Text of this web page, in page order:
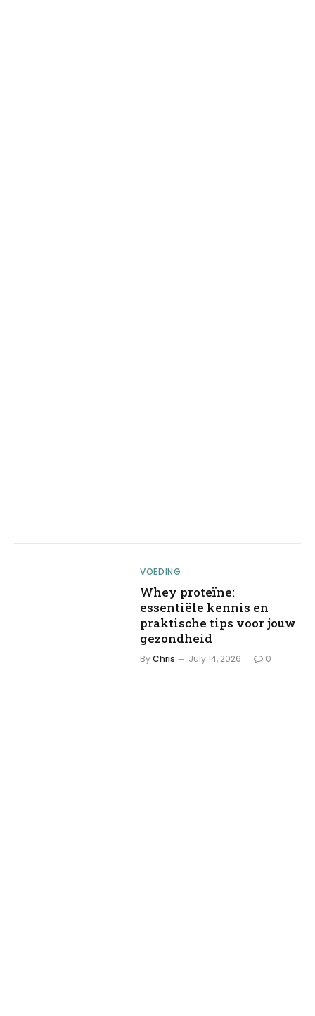
VOEDING
Whey proteïne:
essentiële kennis en
praktische tips voor jouw
gezondheid
ByChris July 14, 2026 0